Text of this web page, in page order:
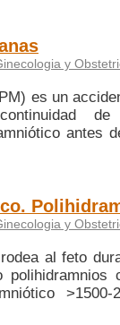
y
es un
de
antes
y
al feto